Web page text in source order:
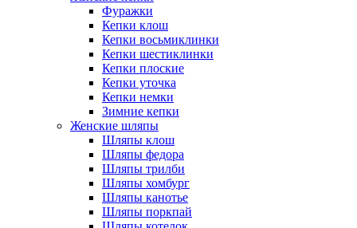
Фуражки
Кепки клош
Кепки восьмиклинки
Кепки шестиклинки
Кепки плоские
Кепки уточка
Кепки немки
Зимние кепки
Женские шляпы
Шляпы клош
Шляпы федора
Шляпы трилби
Шляпы хомбург
Шляпы канотье
Шляпы поркпай